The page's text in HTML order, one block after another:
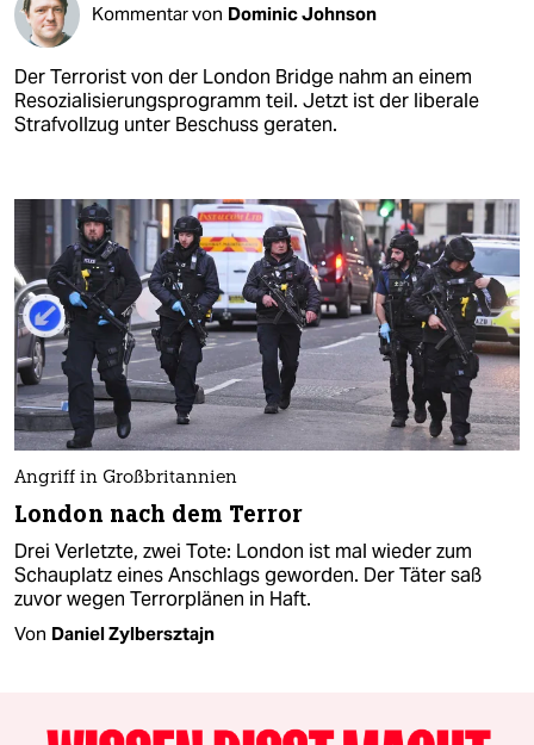
Kommentar von Dominic Johnson
Der Terrorist von der London Bridge nahm an einem
Resozialisierungsprogramm teil. Jetzt ist der liberale
Strafvollzug unter Beschuss geraten.
Angriff in Großbritannien
London nach dem Terror
Drei Verletzte, zwei Tote: London ist mal wieder zum
Schauplatz eines Anschlags geworden. Der Täter saß
zuvor wegen Terrorplänen in Haft.
Von Daniel Zylbersztajn